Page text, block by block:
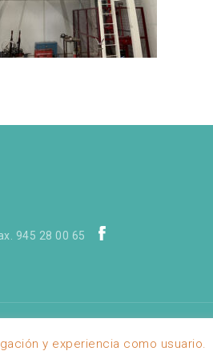
945 28 00 65
y experiencia como usuario.